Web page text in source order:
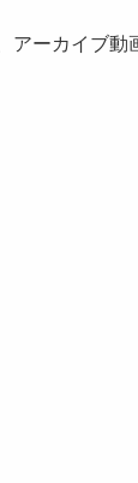
アーカイブ動